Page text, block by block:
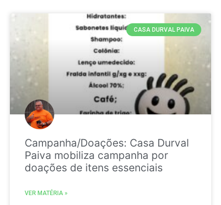
CASA DURVAL PAIVA
Campanha/Doações: Casa Durval
Paiva mobiliza campanha por
doações de itens essenciais
VER MATÉRIA »